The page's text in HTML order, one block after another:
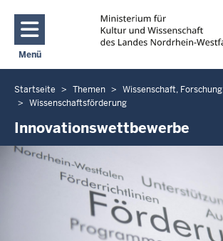
Direkt zum Inhalt
Menü
Navigation aktivieren/deaktivieren: Main Menu
Sie
befinden
sich
hier
Startseite Themen
Wissenschaft,
Wissenschaftsförderung
Innovationswettbewerbe